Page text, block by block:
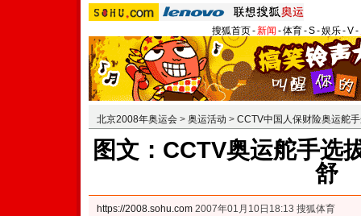
搜狐首页-新闻 -体育-S-娱乐-V-
北京2008年奥运会 > 奥运活动 > CCTV中国人保财险奥运舵
图文：CCTV奥运舵手选
舒
https://2008.sohu.com 2007年01月10日18:13 搜狐体育